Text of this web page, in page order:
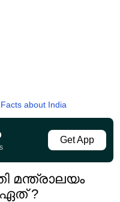
Facts about India
Get App
മന്ത്രാലയം
ഏത് ?